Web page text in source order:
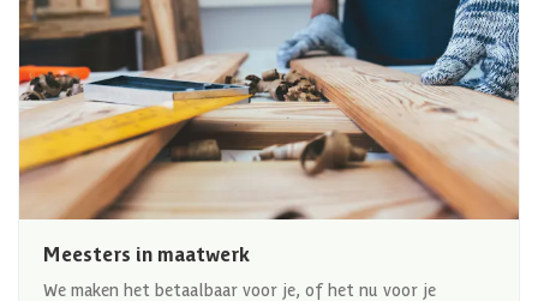
Meesters in maatwerk
We maken het betaalbaar voor je, of het nu voor je